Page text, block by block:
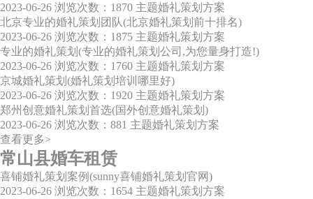
2023-06-26 浏览次数：1870 主题婚礼策划方案
北京专业的婚礼策划团队(北京婚礼策划前十排名)
2023-06-26 浏览次数：1875 主题婚礼策划方案
专业的婚礼策划(专业的婚礼策划公司,为您量身打造!)
2023-06-26 浏览次数：1760 主题婚礼策划方案
京城婚礼策划(婚礼策划培训哪里好)
2023-06-26 浏览次数：1920 主题婚礼策划方案
郑州创意婚礼策划首选(国外创意婚礼策划)
2023-06-26 浏览次数：881 主题婚礼策划方案
查看更多>
常山县婚车租赁
喜铺婚礼策划案例(sunny喜铺婚礼策划官网)
2023-06-26 浏览次数：1654 主题婚礼策划方案